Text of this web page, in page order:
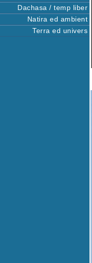
Dachasa / temp liber
Natira ed ambient
Terra ed univers